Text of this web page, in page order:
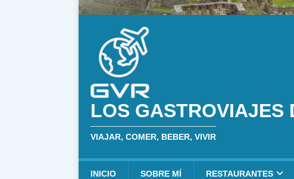
LOS GASTROVIAJES
VIAJAR, COMER, BEBER, VIVIR
INICIO SOBRE MÍ RESTAURANTES